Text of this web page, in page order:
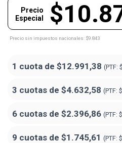
Precio
Especial
Precio sin impuestos nacionales: $9.843
1 cuota de $12.991,38 (PTF:
3 cuotas de $4.632,58 (PTF:
6 cuotas de $2.396,86 (PTF:
9 cuotas de $1.745,61 (PTF: